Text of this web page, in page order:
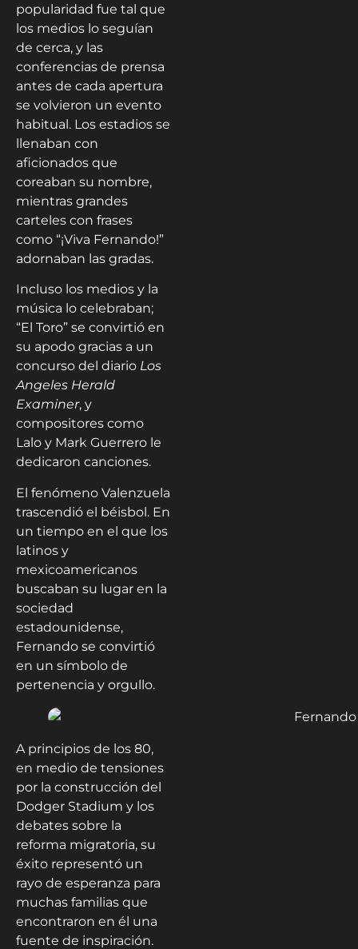
popularidad fue tal que
los medios lo seguían
de cerca, y las
conferencias de prensa
antes de cada apertura
se volvieron un evento
habitual. Los estadios se
llenaban con
aficionados que
coreaban su nombre,
mientras grandes
carteles con frases
como “¡Viva Fernando!”
adornaban las gradas.
Incluso los medios y la
música lo celebraban;
“El Toro” se convirtió en
su apodo gracias a un
concurso del diario Los
Angeles Herald
Examiner, y
compositores como
Lalo y Mark Guerrero le
dedicaron canciones.
El fenómeno Valenzuela
trascendió el béisbol. En
un tiempo en el que los
latinos y
mexicoamericanos
buscaban su lugar en la
sociedad
estadounidense,
Fernando se convirtió
en un símbolo de
pertenencia y orgullo.
A principios de los 80,
en medio de tensiones
por la construcción del
Dodger Stadium y los
debates sobre la
reforma migratoria, su
éxito representó un
rayo de esperanza para
muchas familias que
encontraron en él una
fuente de inspiración.